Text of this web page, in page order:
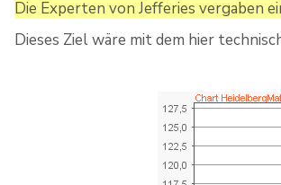
Die Experten von Jefferies vergaben
Dieses Ziel wäre mit dem hier